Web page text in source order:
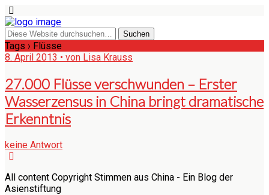
Tags › Flüsse
8. April 2013 • von Lisa Krauss
27.000 Flüsse verschwunden – Erster
Wasserzensus in China bringt dramatische
Erkenntnis
keine Antwort
All content Copyright Stimmen aus China - Ein Blog der
Asienstiftung